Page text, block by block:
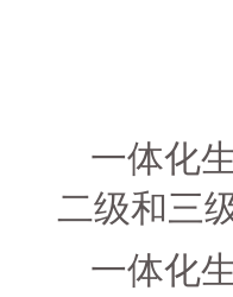
一体化
二级和三
一体化